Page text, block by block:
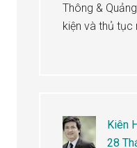
Thông &
kiện và thủ tục
Kiên
28